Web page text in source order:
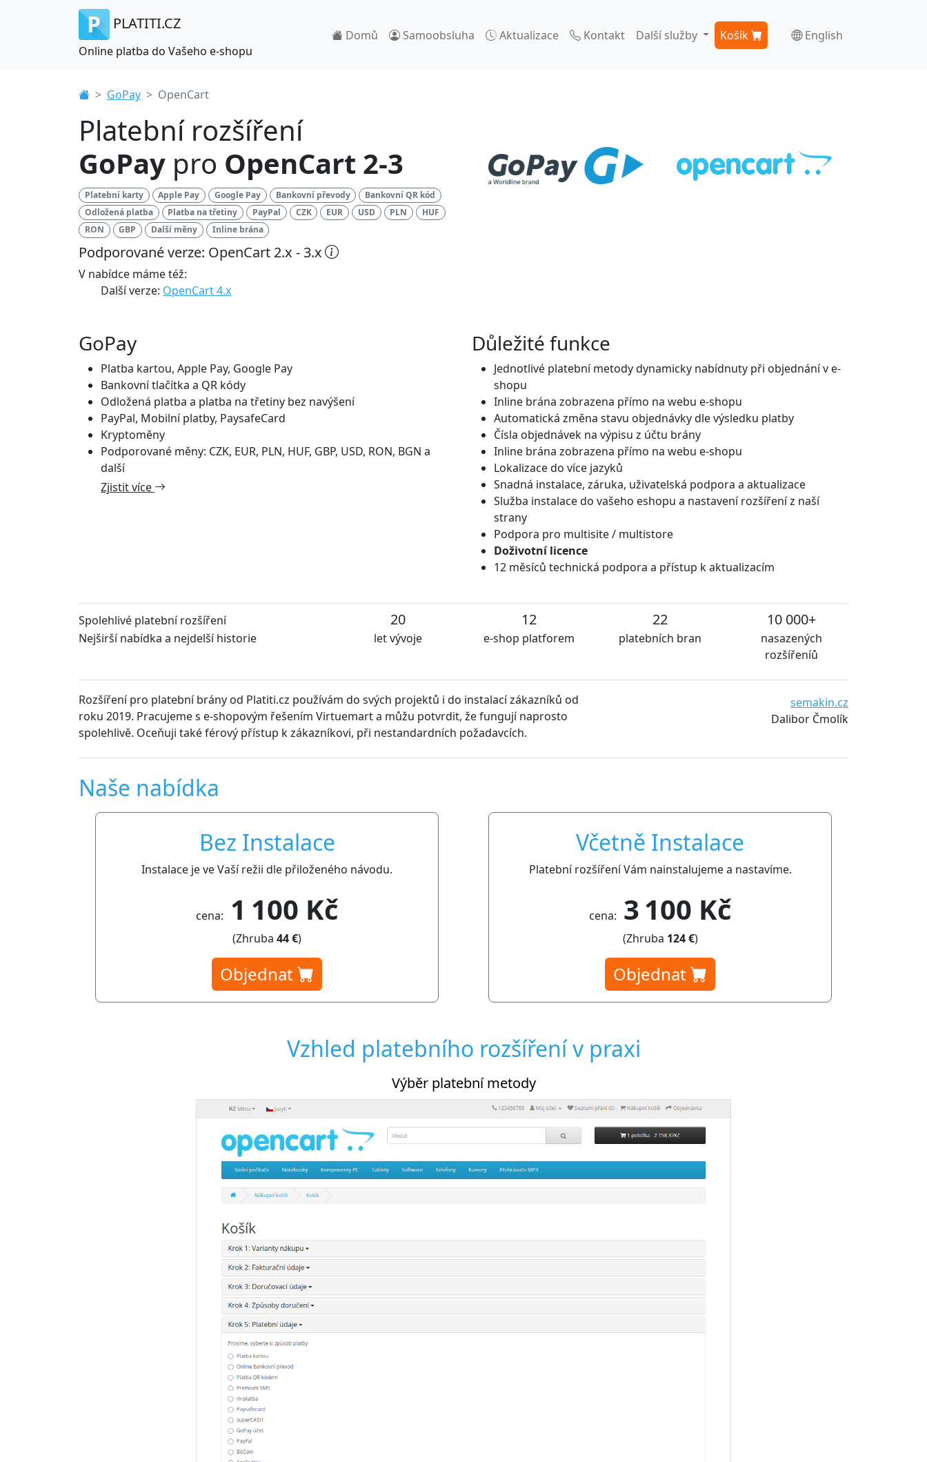
PLATITI.CZ
Online platba do Vašeho e-shopu
Domů Samoobsluha Aktualizace Kontakt Další služby Košík English
GoPay OpenCart
Platební rozšíření
GoPay pro OpenCart 2-3
Platební karty Apple Pay Google Pay Bankovní převody
Bankovní QR kód
Odložená platba
Platba na třetiny PayPal CZK EUR USD PLN
HUF
RON
GBP Další měny Inline brána
Podporované verze: OpenCart 2.x - 3.x
V nabídce máme též:
Další verze: OpenCart 4.x
GoPay
Platba kartou, Apple Pay, Google Pay
Bankovní tlačítka a QR kódy
Odložená platba a platba na třetiny bez navýšení
PayPal, Mobilní platby, PaysafeCard
Kryptoměny
Podporované měny: CZK, EUR, PLN, HUF, GBP, USD, RON, BGN a
další
Zjistit více
Důležité funkce
Jednotlivé platební metody dynamicky nabídnuty při objednání v e-
shopu
Inline brána zobrazena přímo na webu e-shopu
Automatická změna stavu objednávky dle výsledku platby
Čísla objednávek na výpisu z účtu brány
Inline brána zobrazena přímo na webu e-shopu
Lokalizace do více jazyků
Snadná instalace, záruka, uživatelská podpora a aktualizace
Služba instalace do vašeho eshopu a nastavení rozšíření z naší
strany
Podpora pro multisite / multistore
Doživotní licence
12 měsíců technická podpora a přístup k aktualizacím
Spolehlivé platební rozšíření
Nejširší nabídka a nejdelší historie
20
let vývoje
12
e-shop platforem
22
platebních bran
10 000+
nasazených
rozšířeníů
semakin.cz
Dalibor Čmolík
S rozšíření od platiti.cz jsme velmi spokojeni. Rozšíření jsou udržovány vždy aktuální a v podstatě
bez technických problémů. Rozhodně můžeme platiti.cz všem jen doporučit.
Waiwari thajské masáže
Naše nabídka
Bez Instalace
Instalace je ve Vaší režii dle přiloženého návodu.
cena: 1 100 Kč
(Zhruba 44 €)
Objednat
Včetně Instalace
Platební rozšíření Vám nainstalujeme a nastavíme.
cena: 3 100 Kč
(Zhruba 124 €)
Objednat
Vzhled platebního rozšíření v praxi
Nastavení platebního rozšíření v administraci